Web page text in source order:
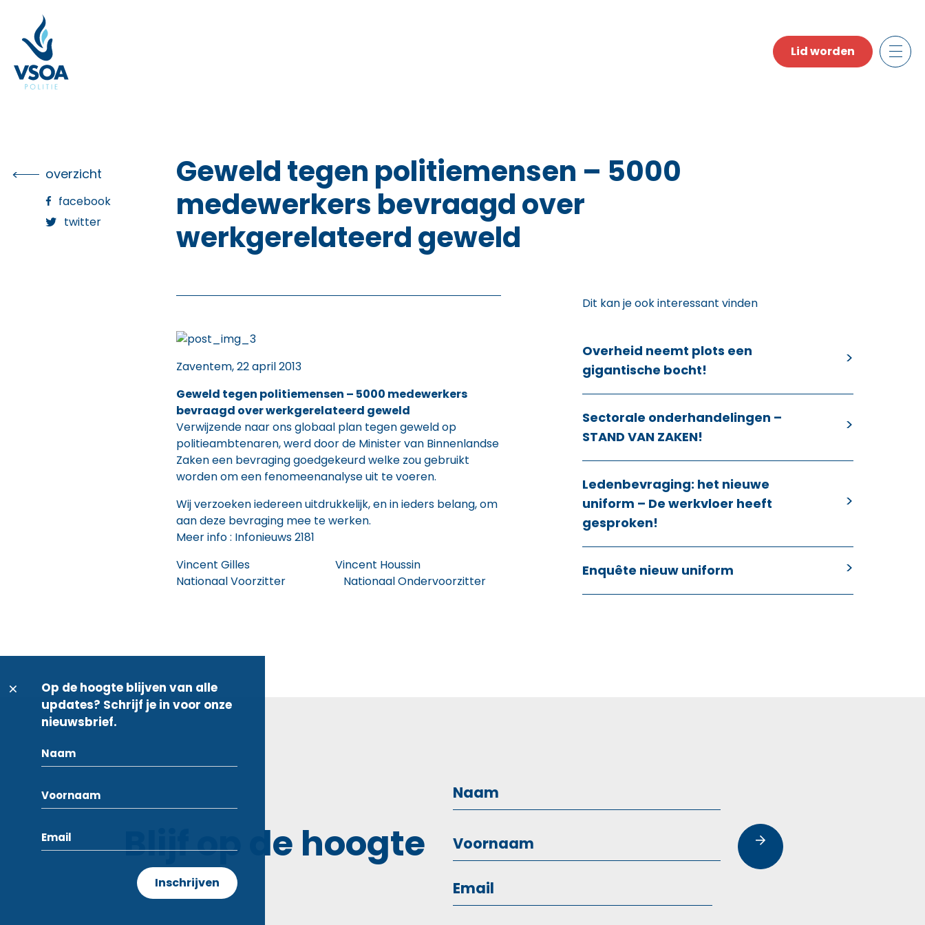
content
Lid worden
overzicht
facebook
twitter
Geweld tegen politiemensen – 5000
medewerkers bevraagd over
werkgerelateerd geweld
Zaventem, 22 april 2013
Geweld tegen politiemensen – 5000 medewerkers
bevraagd over werkgerelateerd geweld
Verwijzende naar ons globaal plan tegen geweld op
politieambtenaren, werd door de Minister van Binnenlandse
Zaken een bevraging goedgekeurd welke zou gebruikt
worden om een fenomeenanalyse uit te voeren.
Wij verzoeken iedereen uitdrukkelijk, en in ieders belang, om
aan deze bevraging mee te werken.
Meer info : Infonieuws 2181
Vincent Gilles Vincent Houssin
Nationaal Voorzitter Nationaal Ondervoorzitter
Dit kan je ook interessant vinden
Overheid neemt plots een
gigantische bocht!
Sectorale onderhandelingen –
STAND VAN ZAKEN!
Ledenbevraging: het nieuwe
uniform – De werkvloer heeft
gesproken!
Enquête nieuw uniform
Blijf op de hoogte
Op de hoogte blijven van alle
updates? Schrijf je in voor onze
nieuwsbrief.